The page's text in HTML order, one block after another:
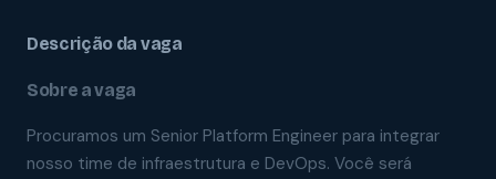
Descrição da vaga
Sobre a vaga
Procuramos um Senior Platform Engineer para integrar
nosso time de infraestrutura e DevOps. Você será